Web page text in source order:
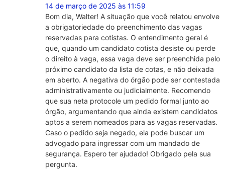
14 de março de 2025 às 11:59
Bom dia, Walter! A situação que você relatou envolve
a obrigatoriedade do preenchimento das vagas
reservadas para cotistas. O entendimento geral é
que, quando um candidato cotista desiste ou perde
o direito à vaga, essa vaga deve ser preenchida pelo
próximo candidato da lista de cotas, e não deixada
em aberto. A negativa do órgão pode ser contestada
administrativamente ou judicialmente. Recomendo
que sua neta protocole um pedido formal junto ao
órgão, argumentando que ainda existem candidatos
aptos a serem nomeados para as vagas reservadas.
Caso o pedido seja negado, ela pode buscar um
advogado para ingressar com um mandado de
segurança. Espero ter ajudado! Obrigado pela sua
pergunta.